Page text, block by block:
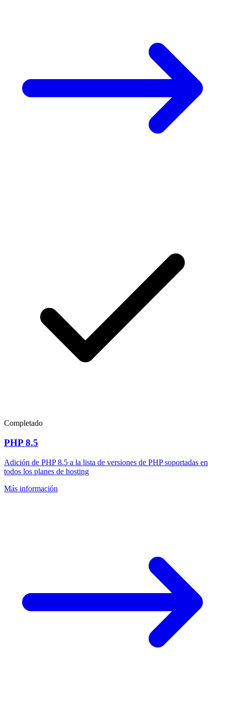
Completado
PHP 8.5
Adición de PHP 8.5 a la lista de versiones de PHP soportadas en
todos los planes de hosting
Más información